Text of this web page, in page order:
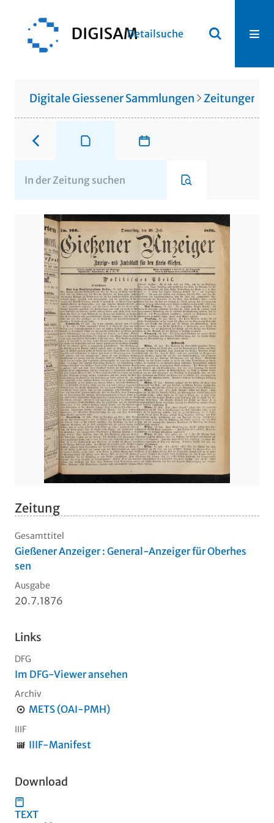
Detailsuche
Digitale Giessener Sammlungen Zeitungen
Zeitung
Gesamttitel
Gießener Anzeiger : General-Anzeiger für Oberhes
sen
Ausgabe
20.7.1876
Links
DFG
Im DFG-Viewer ansehen
Archiv
METS (OAI-PMH)
IIIF
IIIF-Manifest
Download
TEXT